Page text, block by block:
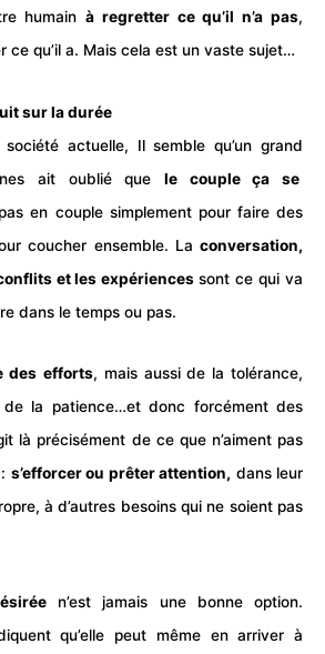
humainà regretter ce qu’il n’a pas,
ce qu’il a. Mais cela est un vaste sujet…
sur la durée
actuelle, Il semble qu’un grand
ait oublié que le couple ça se
en couple simplement pour faire des
coucher ensemble. La conversation,
et lesexpériences sont ce qui va
dans le temps ou pas.
des efforts, mais aussi de la tolérance,
la patience…et donc forcément des
là précisément de ce que n’aiment pas
s’efforcer ou prêter attention, dans leur
à d’autres besoins qui ne soient pas
n’est jamais une bonne option.
qu’elle peut même en arriver à